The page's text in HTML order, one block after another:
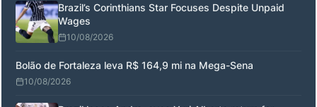
Brazil’s Corinthians Star Focuses Despite Unpaid
Wages
10/08/2026
Bolão de Fortaleza leva R$ 164,9 mi na Mega-Sena
10/08/2026